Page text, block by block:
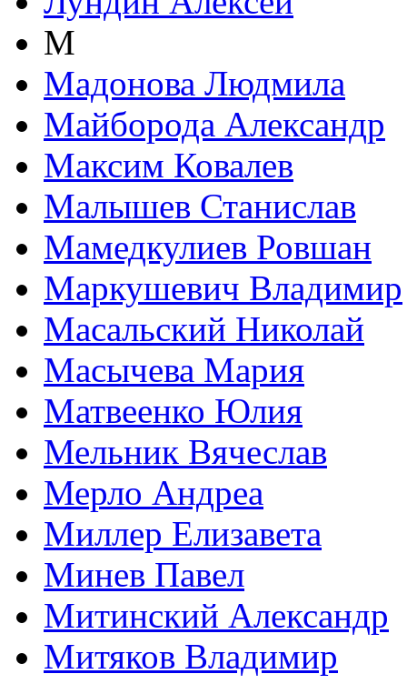
М
Мадонова Людмила
Майборода Александр
Максим Ковалев
Малышев Станислав
Мамедкулиев Ровшан
Маркушевич Владимир
Масальский Николай
Масычева Мария
Матвеенко Юлия
Мельник Вячеслав
Мерло Андреа
Миллер Елизавета
Минев Павел
Митинский Александр
Митяков Владимир